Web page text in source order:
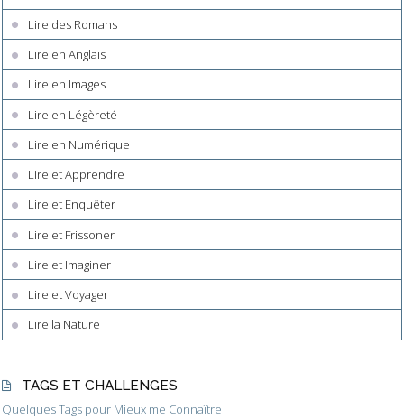
Lire des Romans
Lire en Anglais
Lire en Images
Lire en Légèreté
Lire en Numérique
Lire et Apprendre
Lire et Enquêter
Lire et Frissoner
Lire et Imaginer
Lire et Voyager
Lire la Nature
TAGS ET CHALLENGES
Quelques Tags pour Mieux me Connaître